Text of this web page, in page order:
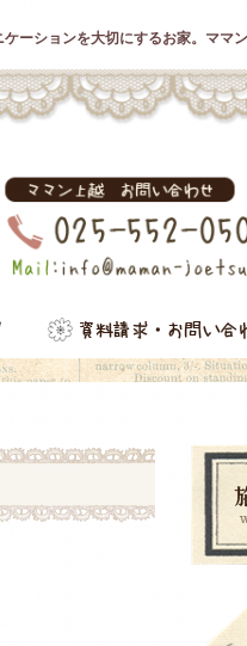
ーションを大切にするお家。ママ